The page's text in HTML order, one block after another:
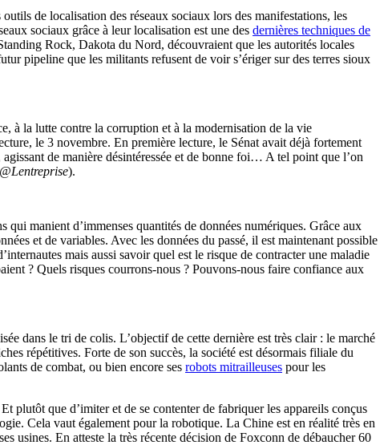
de localisation des réseaux sociaux lors des manifestations, les
sociaux grâce à leur localisation est une des dernières techniques de
Rock, Dakota du Nord, découvraient que les autorités locales
pipeline que les militants refusent de voir s’ériger sur des terres sioux
à la lutte contre la corruption et à la modernisation de la vie
le 3 novembre. En première lecture, le Sénat avait déjà fortement
de manière désintéressée et de bonne foi… A tel point que l’on
@Lentreprise).
manient d’immenses quantités de données numériques. Grâce aux
et de variables. Avec les données du passé, il est maintenant possible
mais aussi savoir quel est le risque de contracter une maladie
? Quels risques courrons-nous ? Pouvons-nous faire confiance aux
dans le tri de colis. L’objectif de cette dernière est très clair : le marché
répétitives. Forte de son succès, la société est désormais filiale du
de combat, ou bien encore ses robots mitrailleuses pour les
plutôt que d’imiter et de se contenter de fabriquer les appareils conçus
Cela vaut également pour la robotique. La Chine est en réalité très en
usines. En atteste la très récente décision de Foxconn de débaucher 60